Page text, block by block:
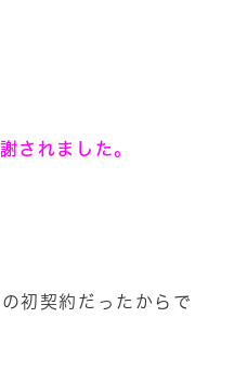
されました。
初契約だったからで